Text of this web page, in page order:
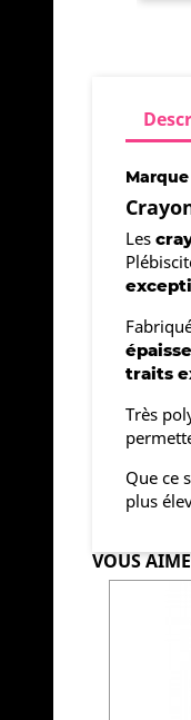
Marque
Les
traits
Très
Que ce
plus
VOUS